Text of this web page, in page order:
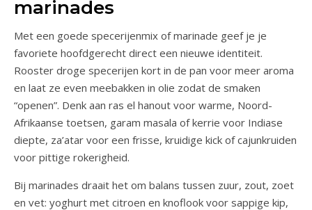
marinades
Met een goede specerijenmix of marinade geef je je
favoriete hoofdgerecht direct een nieuwe identiteit.
Rooster droge specerijen kort in de pan voor meer aroma
en laat ze even meebakken in olie zodat de smaken
“openen”. Denk aan ras el hanout voor warme, Noord-
Afrikaanse toetsen, garam masala of kerrie voor Indiase
diepte, za’atar voor een frisse, kruidige kick of cajunkruiden
voor pittige rokerigheid.
Bij marinades draait het om balans tussen zuur, zout, zoet
en vet: yoghurt met citroen en knoflook voor sappige kip,